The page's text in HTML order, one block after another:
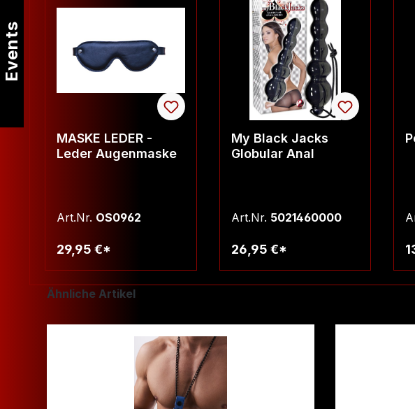
MASKE LEDER -
Leder Augenmaske
Art.Nr. OS0962
29,95 €*
My Black Jacks
Globular Anal
Art.Nr. 5021460000
26,95 €*
Produktgalerie überspringen
Ähnliche Artikel
Events